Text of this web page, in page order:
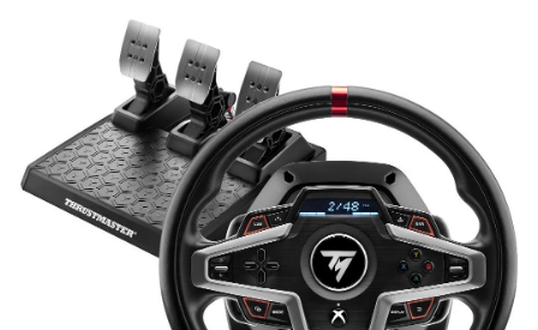
Ativar tradutor em libras